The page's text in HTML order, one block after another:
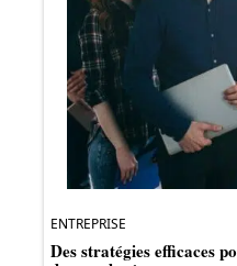
ENTREPRISE
Des stratégies efficaces